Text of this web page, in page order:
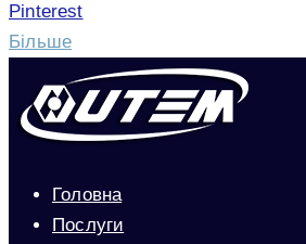
Pinterest
Більше
Головна
Послуги